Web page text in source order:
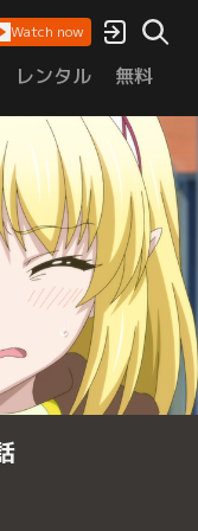
Watch now
レンタル 無料